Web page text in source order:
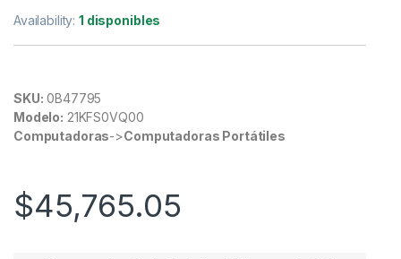
Availability:1 disponibles
SKU: 0B47795
Modelo: 21KFS0VQ00
Computadoras->Computadoras Portátiles
$45,765.05